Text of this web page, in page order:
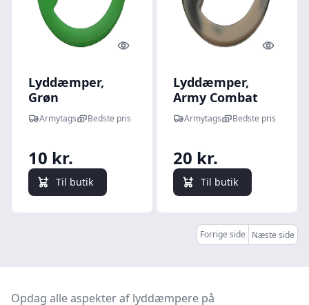
Quick look
Lyddæmper,
Grøn
Armytags Bedste pris
10 kr.
Til butik
Quick
Lyddæmper,
Army Combat
Armytags Bedste pris
20 kr.
Til butik
Forrige side Næste side
Opdag alle aspekter af lyddæmpere på